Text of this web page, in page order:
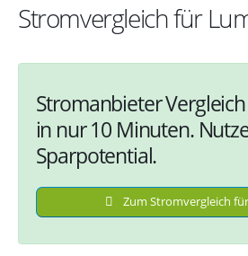
Stromvergleich für
Stromanbieter
in nur 10 Minuten.
Sparpotential.
Zum Stromvergleich